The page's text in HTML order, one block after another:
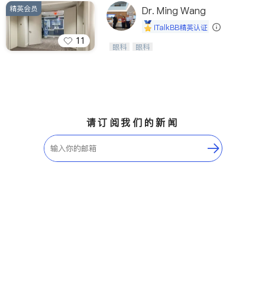
养老 非盈利组织
呼吸科
医生-其它
内分泌科
骨科
11
精英会员 Dr. Ming Wang
iTalkBB精英认证
Wang Vision Institute has more tha
眼科 眼科
请订阅我们的新闻